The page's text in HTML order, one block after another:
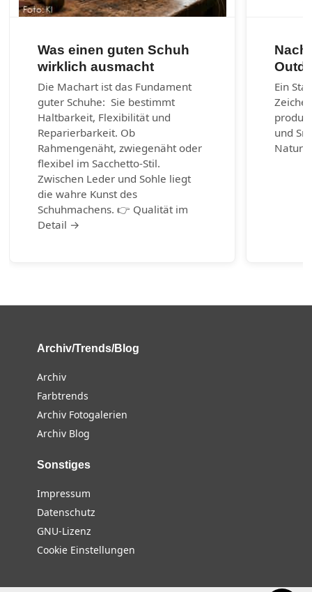
Was einen guten Schuh
wirklich ausmacht
Die Machart ist das Fundament
guter Schuhe: Sie bestimmt
Haltbarkeit, Flexibilität und
Reparierbarkeit. Ob
Rahmengenäht, zwiegenäht oder
flexibel im Sacchetto-Stil.
Zwischen Leder und Sohle liegt
die wahre Kunst des
Schuhmachens. 👉 Qualität im
Detail →
Ein
und
Archiv/Trends/Blog
Archiv
Farbtrends
Archiv Fotogalerien
Archiv Blog
Sonstiges
Impressum
Datenschutz
GNU-Lizenz
Cookie Einstellungen